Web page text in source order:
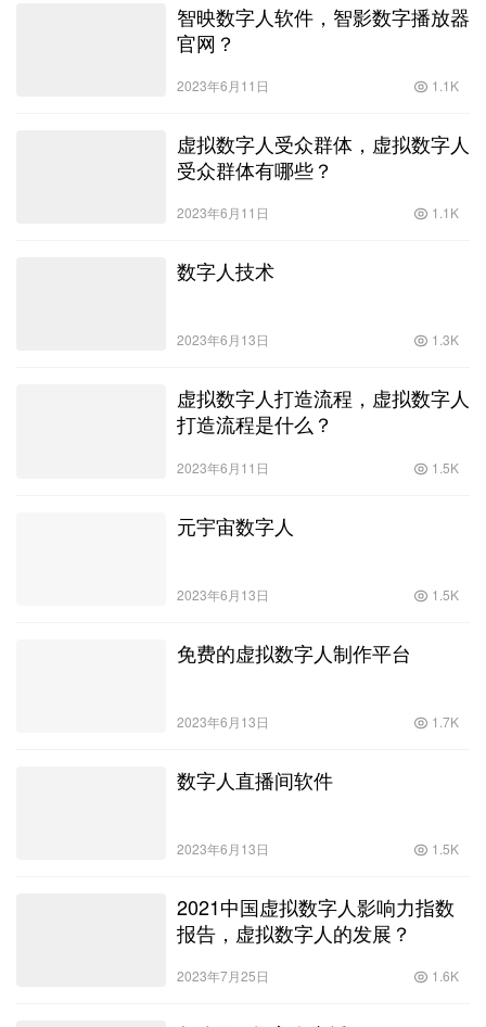
智映数字人软件，智影数字播放器
官网？
2023年6月11日 1.1K
虚拟数字人受众群体，虚拟数字人
受众群体有哪些？
2023年6月11日 1.1K
数字人技术
2023年6月13日 1.3K
虚拟数字人打造流程，虚拟数字人
打造流程是什么？
2023年6月11日 1.5K
元宇宙数字人
2023年6月13日 1.5K
免费的虚拟数字人制作平台
2023年6月13日 1.7K
数字人直播间软件
2023年6月13日 1.5K
2021中国虚拟数字人影响力指数
报告，虚拟数字人的发展？
2023年7月25日 1.6K